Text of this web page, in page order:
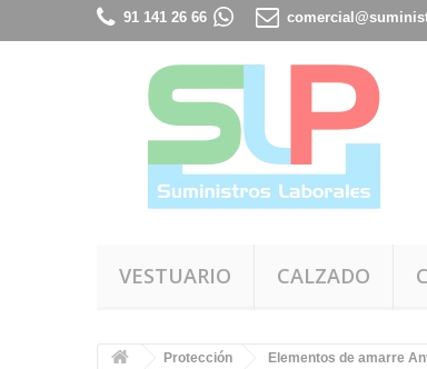
91 141 26 66
VESTUARIO CALZADO
Protección Elementos de amarre